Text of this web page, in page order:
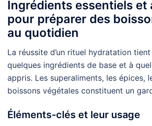
Ingrédients essentiels et
pour préparer des
au quotidien
La réussite d’un rituel hydratation
quelques ingrédients de base et à
appris. Les superaliments, les épices,
boissons végétales constituent un
Éléments-clés et leur usage